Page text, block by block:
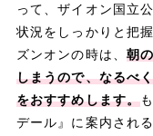
って、ザイオン国立
状況をしっかりと把
ズンオンの時は、 朝
しまうので、なるべ
をおすすめします。
デール』に案内され